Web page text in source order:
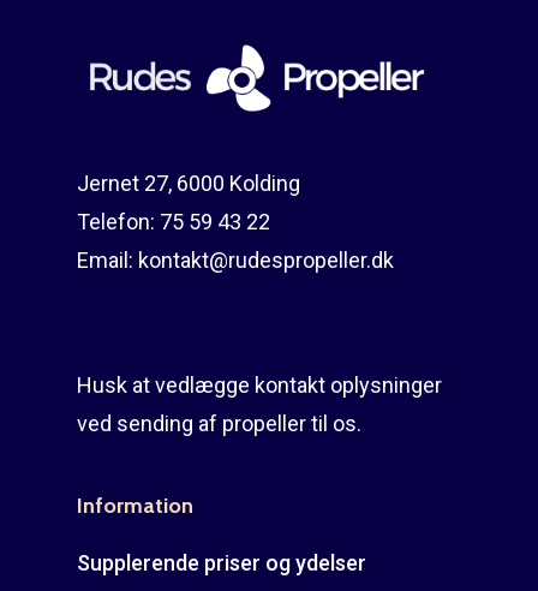
Jernet 27, 6000 Kolding
Telefon: 75 59 43 22
Email: kontakt@rudespropeller.dk
Husk at vedlægge kontakt oplysninger
ved sending af propeller til os.
Information
Supplerende priser og ydelser